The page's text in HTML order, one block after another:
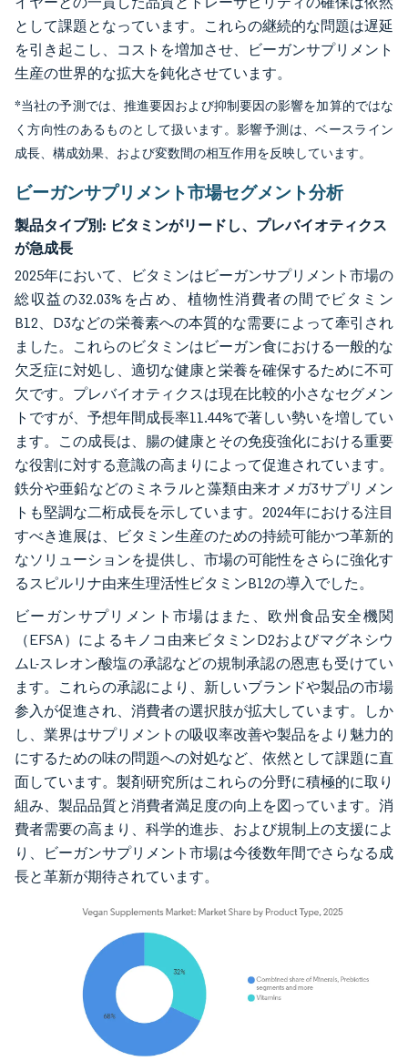
として課題となっています。これらの継続的な問題は遅延
を引き起こし、コストを増加させ、ビーガンサプリメント
生産の世界的な拡大を鈍化させています。
*当社の予測では、推進要因および抑制要因の影響を加算的ではな
く方向性のあるものとして扱います。影響予測は、ベースライン
成長、構成効果、および変数間の相互作用を反映しています。
ビーガンサプリメント市場セグメント分析
製品タイプ別: ビタミンがリードし、プレバイオティクス
が急成長
2025年において、ビタミンはビーガンサプリメント市場の
総収益の32.03%を占め、植物性消費者の間でビタミン
B12、D3などの栄養素への本質的な需要によって牽引され
ました。これらのビタミンはビーガン食における一般的な
欠乏症に対処し、適切な健康と栄養を確保するために不可
欠です。プレバイオティクスは現在比較的小さなセグメン
トですが、予想年間成長率11.44%で著しい勢いを増してい
ます。この成長は、腸の健康とその免疫強化における重要
な役割に対する意識の高まりによって促進されています。
鉄分や亜鉛などのミネラルと藻類由来オメガ3サプリメン
トも堅調な二桁成長を示しています。2024年における注目
すべき進展は、ビタミン生産のための持続可能かつ革新的
なソリューションを提供し、市場の可能性をさらに強化す
るスピルリナ由来生理活性ビタミンB12の導入でした。
ビーガンサプリメント市場はまた、欧州食品安全機関
（EFSA）によるキノコ由来ビタミンD2およびマグネシウ
ムL-スレオン酸塩の承認などの規制承認の恩恵も受けてい
ます。これらの承認により、新しいブランドや製品の市場
参入が促進され、消費者の選択肢が拡大しています。しか
し、業界はサプリメントの吸収率改善や製品をより魅力的
にするための味の問題への対処など、依然として課題に直
面しています。製剤研究所はこれらの分野に積極的に取り
組み、製品品質と消費者満足度の向上を図っています。消
費者需要の高まり、科学的進歩、および規制上の支援によ
り、ビーガンサプリメント市場は今後数年間でさらなる成
長と革新が期待されています。